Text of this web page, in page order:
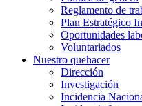
Reglamento de
Plan Estratégico
Oportunidades
Voluntariados
Nuestro quehacer
Dirección
Investigación
Incidencia